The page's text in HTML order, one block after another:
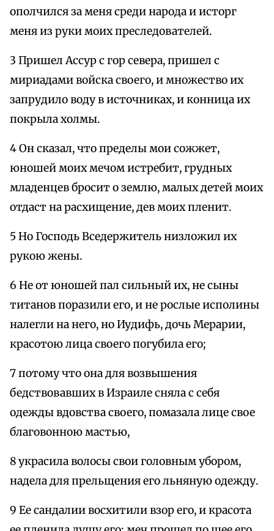
ополчился за меня среди народа и исторг
меня из руки моих преследователей.
3 Пришел Ассур с гор севера, пришел с
мириадами войска своего, и множество их
запрудило воду в источниках, и конница их
покрыла холмы.
4 Он сказал, что пределы мои сожжет,
юношей моих мечом истребит, грудных
младенцев бросит о землю, малых детей моих
отдаст на расхищение, дев моих пленит.
5 Но Господь Вседержитель низложил их
рукою жены.
6 Не от юношей пал сильный их, не сыны
титанов поразили его, и не рослые исполины
налегли на него, но Иудифь, дочь Мерарии,
красотою лица своего погубила его;
7 потому что она для возвышения
бедствовавших в Израиле сняла с себя
одежды вдовства своего, помазала лице свое
благовонною мастью,
8 украсила волосы свои головным убором,
надела для прельщения его льняную одежду.
9 Ее сандалии восхитили взор его, и красота